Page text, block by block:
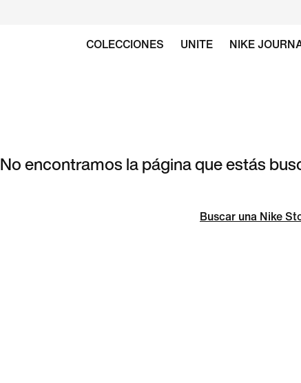
COLECCIONES UNITE NIKE
No encontramos la página que estás
Buscar una Nike